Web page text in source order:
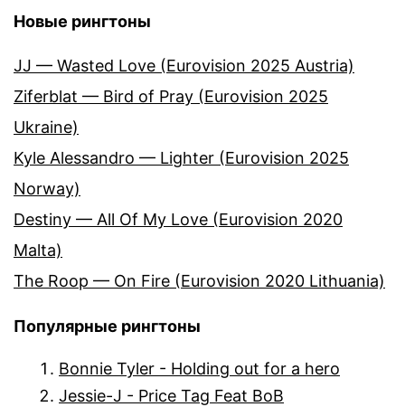
Новые рингтоны
JJ — Wasted Love (Eurovision 2025 Austria)
Ziferblat — Bird of Pray (Eurovision 2025
Ukraine)
Kyle Alessandro — Lighter (Eurovision 2025
Norway)
Destiny — All Of My Love (Eurovision 2020
Malta)
The Roop — On Fire (Eurovision 2020 Lithuania)
Популярные рингтоны
Bonnie Tyler - Holding out for a hero
Jessie-J - Price Tag Feat BoB